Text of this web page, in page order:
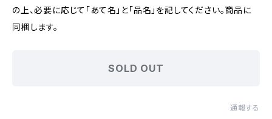
の上、必要に応じて「あて名」と「品名」を記してください。商品に
同梱します。
SOLD OUT
通報する